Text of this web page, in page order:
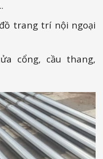
trang trí nội ngoại
cổng, cầu thang,